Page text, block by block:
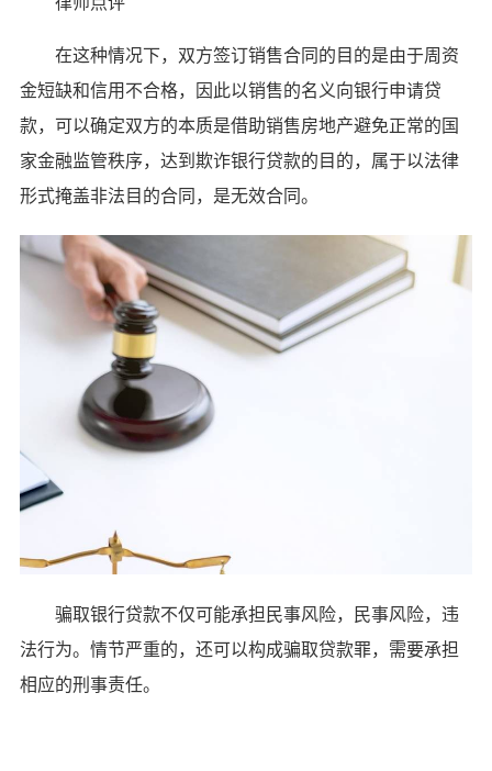
在这种情况下，双方签订销售合同的目的是由于周资
金短缺和信用不合格，因此以销售的名义向银行申请贷
款，可以确定双方的本质是借助销售房地产避免正常的国
家金融监管秩序，达到欺诈银行贷款的目的，属于以法律
形式掩盖非法目的合同，是无效合同。
骗取银行贷款不仅可能承担民事风险，民事风险，违
法行为。情节严重的，还可以构成骗取贷款罪，需要承担
相应的刑事责任。